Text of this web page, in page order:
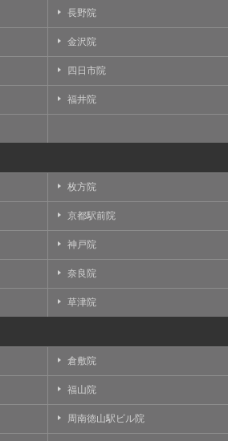
長野院
金沢院
四日市院
福井院
枚方院
京都駅前院
神戸院
奈良院
草津院
倉敷院
福山院
周南徳山駅ビル院